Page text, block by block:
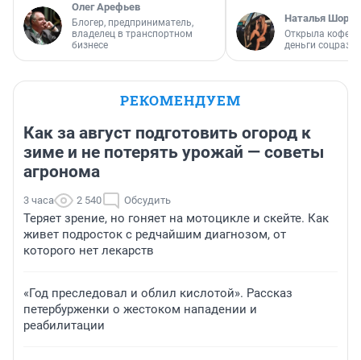
Олег Арефьев
Блогер, предприниматель,
владелец в транспортном
бизнесе
Наталья
Открыла
деньги
РЕКОМЕНДУЕМ
Как за август подготовить огород к
зиме и не потерять урожай — советы
агронома
3 часа 2 540 Обсудить
Теряет зрение, но гоняет на мотоцикле и скейте. Как
живет подросток с редчайшим диагнозом, от
которого нет лекарств
«Год преследовал и облил кислотой». Рассказ
петербурженки о жестоком нападении и
реабилитации